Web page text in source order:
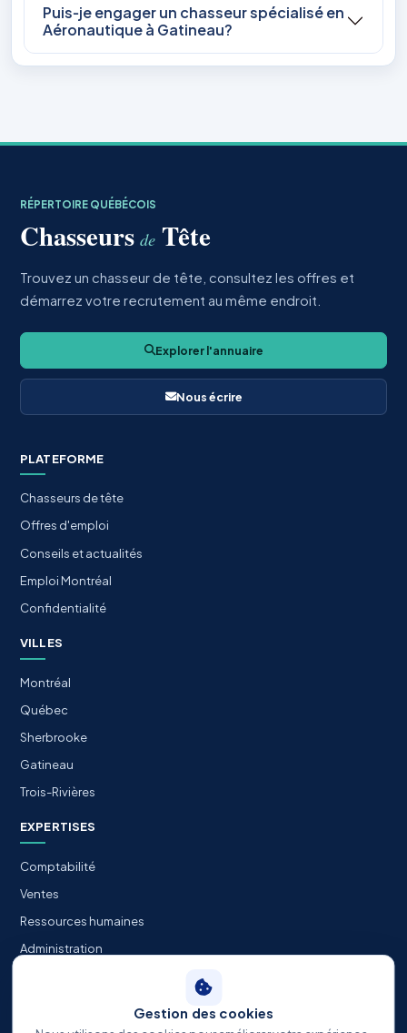
Puis‑je engager un chasseur spécialisé en
Aéronautique à Gatineau?
Gestion des cookies
RÉPERTOIRE QUÉBÉCOIS
Chasseurs de Tête
Trouvez un chasseur de tête, consultez les offres et
démarrez votre recrutement au même endroit.
Explorer l'annuaire
Nous écrire
PLATEFORME
Chasseurs de tête
Offres d'emploi
Conseils et actualités
Emploi Montréal
Confidentialité
VILLES
Montréal
Québec
Sherbrooke
Gatineau
Trois-Rivières
EXPERTISES
Comptabilité
Ventes
Ressources humaines
Administration